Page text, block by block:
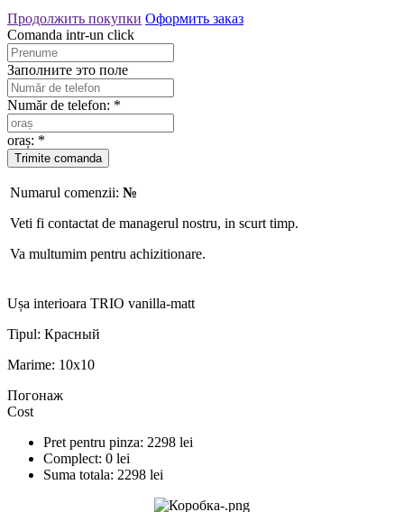
Продолжить покупки Оформить заказ
Comanda intr-un click
Заполните это поле
Număr de telefon: *
oraș: *
Numarul comenzii: №
Veti fi contactat de managerul nostru, in scurt timp.
Va multumim pentru achizitionare.
Ușa interioara TRIO vanilla-matt
Tipul: Красный
Marime: 10x10
Погонаж
Cost
Pret pentru pinza: 2298 lei
Complect: 0 lei
Suma totala: 2298 lei